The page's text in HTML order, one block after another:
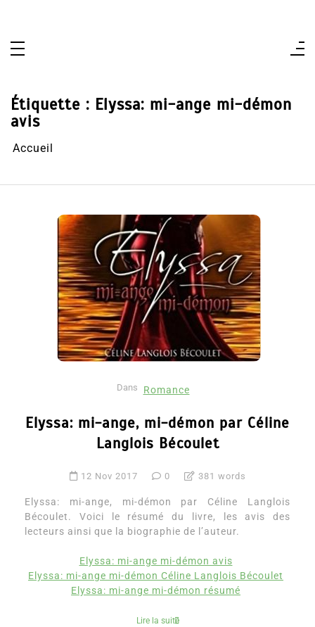
Étiquette : Elyssa: mi-ange mi-démon
avis
Accueil
Dans Romance
Elyssa: mi-ange, mi-démon par Céline
Langlois Bécoulet
12 Nov 2017 0 381 words
Elyssa: mi-ange, mi-démon par Céline Langlois
Bécoulet. Voici le résumé du livre, les avis des
lecteurs ainsi que la biographie de l’auteur.
Elyssa: mi-ange mi-démon avis
Elyssa: mi-ange mi-démon Céline Langlois Bécoulet
Elyssa: mi-ange mi-démon résumé
Lire la suite